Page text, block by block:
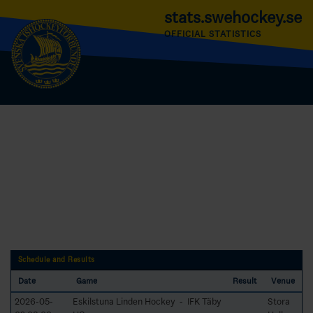
stats.swehockey.se
OFFICIAL STATISTICS
Schedule and Results
Date Game Result Venue
2026-05-
Eskilstuna Linden Hockey - IFK Täby
Stora